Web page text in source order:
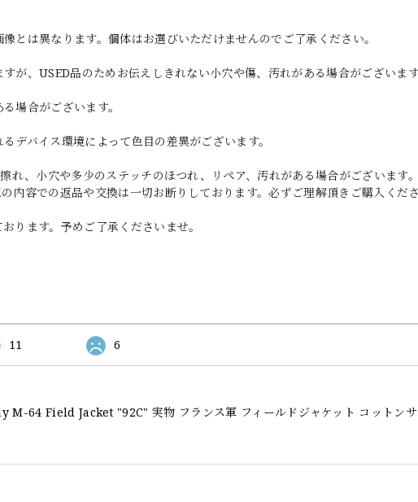
とは異なります。個体はお選びいただけませんのでご了承ください。
が、USED品のためお伝えしきれない小穴や傷、汚れがある場合がございます
場合がございます。
デバイス環境によって色目の差異がございます。
れ、小穴や多少のステッチのほつれ、リペア、汚れがある場合がございます
内容での返品や交換は一切お断りしております。必ずご理解頂きご購入くださ
ります。予めご了承くださいませ。
11 6